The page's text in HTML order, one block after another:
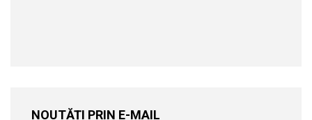
NOUTĂȚI PRIN E-MAIL